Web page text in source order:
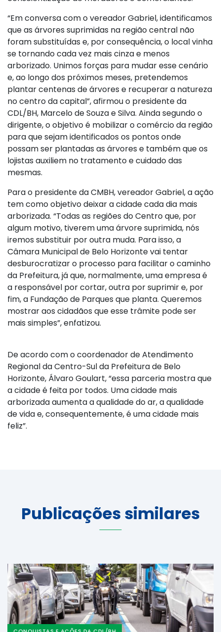
“Em conversa com o vereador Gabriel, identificamos
que as árvores suprimidas na região central não
foram substituídas e, por consequência, o local vinha
se tornando cada vez mais cinza e menos
arborizado. Unimos forças para mudar esse cenário
e, ao longo dos próximos meses, pretendemos
plantar centenas de árvores e recuperar a natureza
no centro da capital”, afirmou o presidente da
CDL/BH, Marcelo de Souza e Silva. Ainda segundo o
dirigente, o objetivo é mobilizar o comércio da região
para que sejam identificados os pontos onde
possam ser plantadas as árvores e também que os
lojistas auxiliem no tratamento e cuidado das
mesmas.
Para o presidente da CMBH, vereador Gabriel, a ação
tem como objetivo deixar a cidade cada dia mais
arborizada. “Todas as regiões do Centro que, por
algum motivo, tiverem uma árvore suprimida, nós
iremos substituir por outra muda. Para isso, a
Câmara Municipal de Belo Horizonte vai tentar
desburocratizar o processo para facilitar o caminho
da Prefeitura, já que, normalmente, uma empresa é
a responsável por cortar, outra por suprimir e, por
fim, a Fundação de Parques que planta. Queremos
mostrar aos cidadãos que esse trâmite pode ser
mais simples”, enfatizou.
De acordo com o coordenador de Atendimento
Regional da Centro-Sul da Prefeitura de Belo
Horizonte, Álvaro Goulart, “essa parceria mostra que
a cidade é feita por todos. Uma cidade mais
arborizada aumenta a qualidade do ar, a qualidade
de vida e, consequentemente, é uma cidade mais
feliz”.
Publicações similares